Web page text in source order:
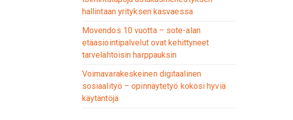
hallintaan yrityksen kasvaessa
Movendos 10 vuotta – sote-alan
etäasiointipalvelut ovat kehittyneet
tarvelähtöisin harppauksin
Voimavarakeskeinen digitaalinen
sosiaalityö – opinnäytetyö kokosi hyviä
käytäntöjä